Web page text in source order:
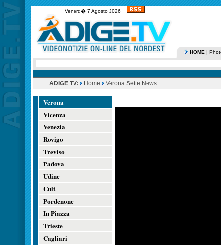
Venerd� 7 Agosto 2026
HOME |
ADIGE TV: Home Verona Sette News
Verona
Vicenza
Venezia
Rovigo
Treviso
Padova
Udine
Cult
Pordenone
In Piazza
Trieste
Cagliari